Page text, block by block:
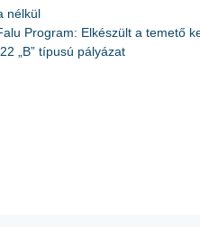
nélkül
Program: Elkészült a temető
„B” típusú pályázat